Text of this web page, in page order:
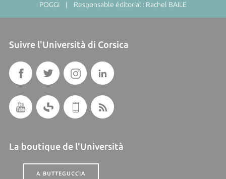
POGGI | Responsable éditorial : Rachel BAILE
Suivre l'Università di Corsica
La boutique de l'Università
A BUTTEGUCCIA